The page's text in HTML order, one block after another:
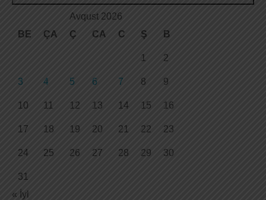
Avqust 2026
BE
ÇA Ç CA C Ş B
1 2
3 4 5 6 7 8 9
10 11 12 13 14 15 16
17 18 19 20 21 22 23
24 25 26 27 28 29 30
31
« İyl